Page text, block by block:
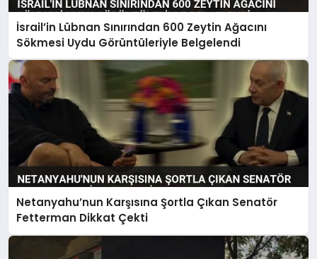
İsrail’in Lübnan Sınırından 600 Zeytin Ağacını
Sökmesi Uydu Görüntüleriyle Belgelendi
Netanyahu’nun Karşısına Şortla Çıkan Senatör
Fetterman Dikkat Çekti